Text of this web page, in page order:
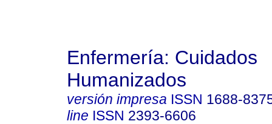
Enfermería: Cuidados
Humanizados
versión impresa ISSN 1688-
line ISSN 2393-6606